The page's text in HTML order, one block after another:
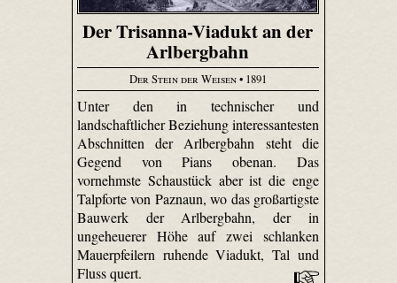
Der Trisanna-Viadukt an der
Arlbergbahn
Der Stein der Weisen• 1891
Unter den in technischer und
landschaftlicher Beziehung interessantesten
Abschnitten der Arlbergbahn steht die
Gegend von Pians obenan. Das
vornehmste Schaustück aber ist die enge
Talpforte von Paznaun, wo das großartigste
Bauwerk der Arlbergbahn, der in
ungeheuerer Höhe auf zwei schlanken
Mauerpfeilern ruhende Viadukt, Tal und
Fluss quert.